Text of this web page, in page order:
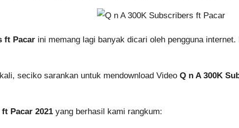
ft Pacar ini memang lagi banyak dicari oleh pengguna
seciko sarankan untuk mendownload Video Q n A 300K
Pacar 2021 yang berhasil kami rangkum: